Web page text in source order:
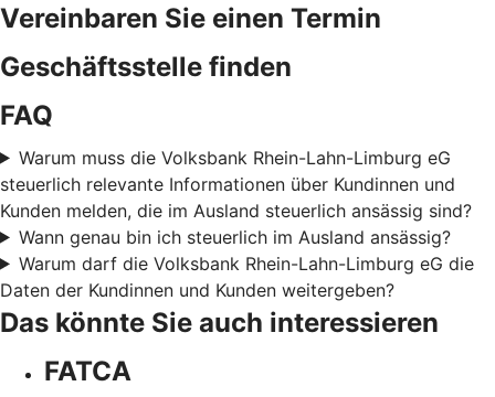
Vereinbaren Sie einen Termin
Geschäftsstelle finden
FAQ
Warum muss die Volksbank Rhein-Lahn-Limburg eG
steuerlich relevante Informationen über Kundinnen und
Kunden melden, die im Ausland steuerlich ansässig sind?
Wann genau bin ich steuerlich im Ausland ansässig?
Warum darf die Volksbank Rhein-Lahn-Limburg eG die
Daten der Kundinnen und Kunden weitergeben?
Das könnte Sie auch interessieren
FATCA